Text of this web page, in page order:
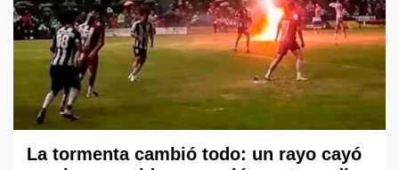
La tormenta cambió todo: un rayo cayó